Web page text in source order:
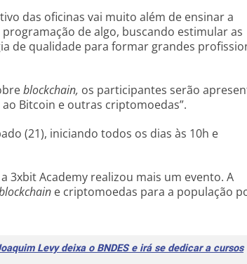
das oficinas vai muito além de ensinar a
de algo, buscando estimular as
de qualidade para formar grandes
blockchain, os participantes serão
Bitcoin e outras criptomoedas”.
(21), iniciando todos os dias às 10h e
3xbit Academy realizou mais um evento. A
e criptomoedas para a população
Levy deixa o BNDES e irá se dedicar a cursos